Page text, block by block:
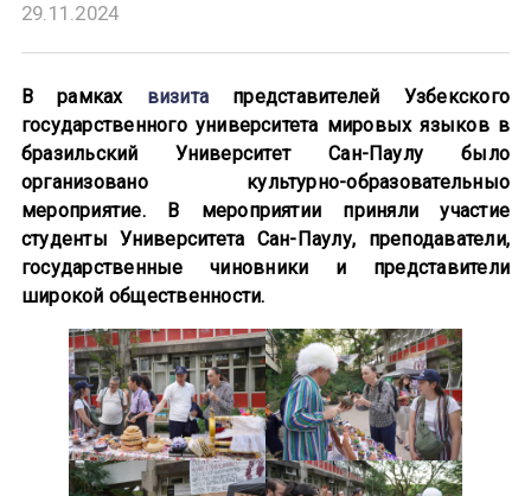
29.11.2024
В рамках визита представителей Узбекского
государственного университета мировых языков в
бразильский Университет Сан-Паулу было
организовано культурно-образовательныо
мероприятие. В мероприятии приняли участие
студенты Университета Сан-Паулу, преподаватели,
государственные чиновники и представители
широкой общественности.